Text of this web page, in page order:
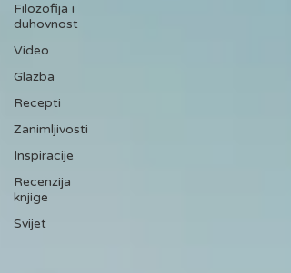
Filozofija i
duhovnost
Video
Glazba
Recepti
Zanimljivosti
Inspiracije
Recenzija
knjige
Svijet